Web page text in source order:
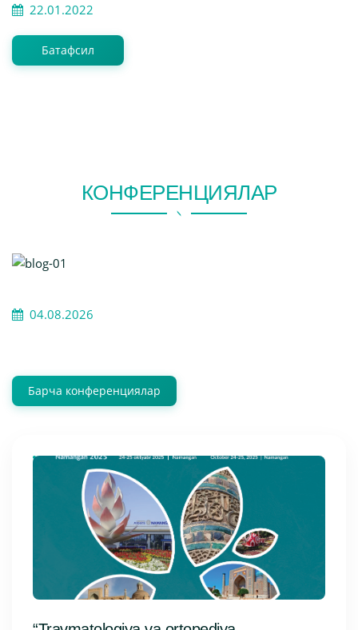
22.01.2022
Батафсил
КОНФЕРЕНЦИЯЛАР
04.08.2026
Барча конференциялар